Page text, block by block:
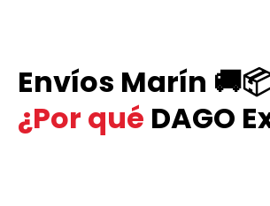
Envíos Marín
¿Por qué DAGO